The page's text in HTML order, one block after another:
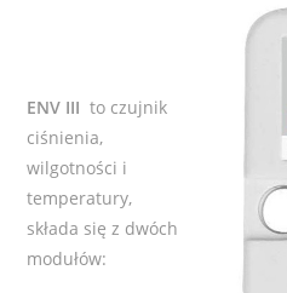
ENV IIIto czujnik
ciśnienia,
wilgotności i
temperatury,
składa się z dwóch
modułów: